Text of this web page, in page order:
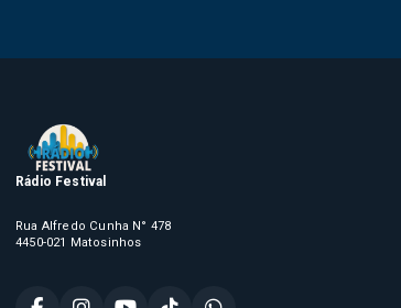
Rádio Festival
Rua Alfredo Cunha N° 478
4450-021 Matosinhos